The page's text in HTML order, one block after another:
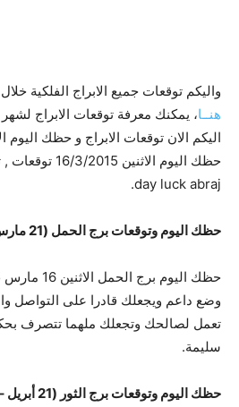
واليكم توقعات جميع الابراج الفلكية خلال
هنــا
حظك اليوم
day luck abraj.
حظك اليوم وتوقعات برج الحمل (21 مارس – 20 أبريل)
وضع داعم ويجعلك قادرا على التواصل
تعمل لصالحك وتجعلك ملهما تتصرف
سليمة.
حظك اليوم وتوقعات برج الثور (21 أبريل – 21 مايو)